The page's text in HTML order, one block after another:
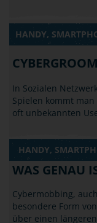
HANDY,
In Sozialen
Spielen kommt
oft unbekannten
HANDY,
WAS GENAU
Cybermobbing,
besondere Form
über einen